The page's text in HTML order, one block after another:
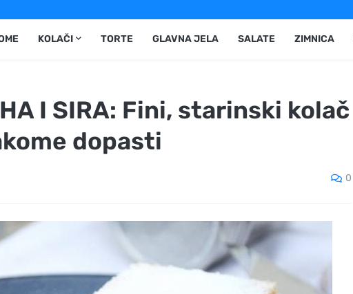
KOLAČI TORTE GLAVNA JELA SALATE ZIMNICA
I SIRA: Fini, starinski kolač
dopasti
0